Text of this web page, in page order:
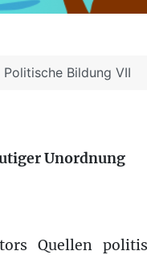
Politische Bildung VII
Unordnung
Quellen